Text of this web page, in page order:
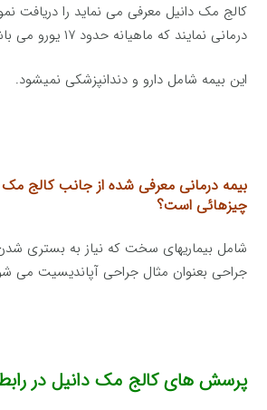
کالج مک دانیل معرفی می نماید را دریافت
درمانی نمایند که ماهیانه حدود ۱۷ یورو می باشد.
این بیمه شامل دارو و دندانپزشکی نمیشود.
بیمه درمانی معرفی شده از جانب کالج
چیزهائی است؟
شامل بیماریهای سخت که نیاز به بستری
جراحی بعنوان مثال جراحی آپاندیسیت می
پرسش های کالج مک دانیل در